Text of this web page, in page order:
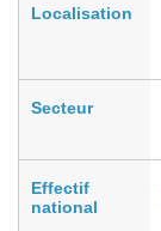
Localisation
Secteur
Effectif
national